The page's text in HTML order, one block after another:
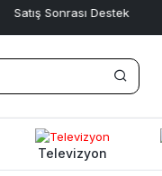
Sonrası Destek |
Televizyon